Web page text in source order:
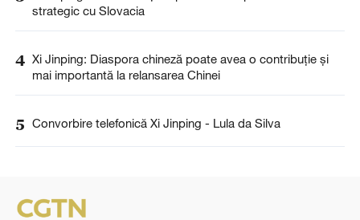
strategic cu Slovacia
4 Xi Jinping: Diaspora chineză poate avea o contribuție și
mai importantă la relansarea Chinei
5 Convorbire telefonică Xi Jinping - Lula da Silva